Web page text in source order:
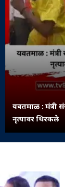
यवतमाळ : मंत्री
नृत्यावर थिरकले